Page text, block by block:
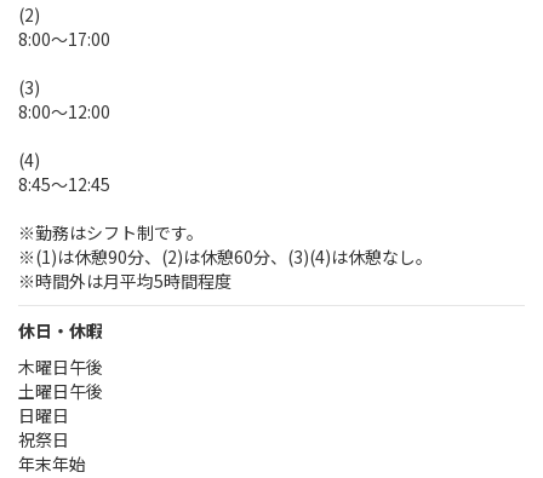
(2)
8:00～17:00
(3)
8:00～12:00
(4)
8:45～12:45
※勤務はシフト制です。
※(1)は休憩90分、(2)は休憩60分、(3)(4)は休憩なし。
※時間外は月平均5時間程度
休日・休暇
木曜日午後
土曜日午後
日曜日
祝祭日
年末年始